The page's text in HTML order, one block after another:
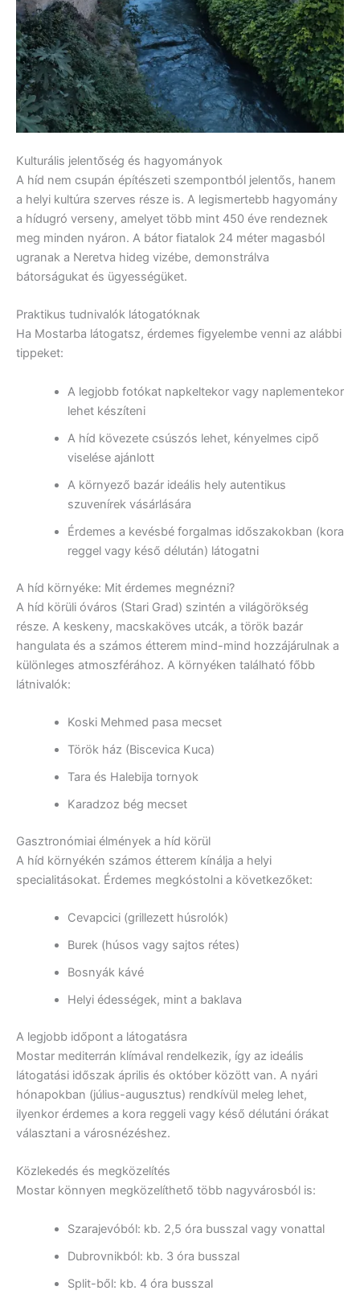
Kulturális jelentőség és hagyományok
A híd nem csupán építészeti szempontból jelentős, hanem
a helyi kultúra szerves része is. A legismertebb hagyomány
a hídugró verseny, amelyet több mint 450 éve rendeznek
meg minden nyáron. A bátor fiatalok 24 méter magasból
ugranak a Neretva hideg vizébe, demonstrálva
bátorságukat és ügyességüket.
Praktikus tudnivalók látogatóknak
Ha Mostarba látogatsz, érdemes figyelembe venni az alábbi
tippeket:
A legjobb fotókat napkeltekor vagy naplementekor
lehet készíteni
A híd kövezete csúszós lehet, kényelmes cipő
viselése ajánlott
A környező bazár ideális hely autentikus
szuvenírek vásárlására
Érdemes a kevésbé forgalmas időszakokban (kora
reggel vagy késő délután) látogatni
A híd környéke: Mit érdemes megnézni?
A híd körüli óváros (Stari Grad) szintén a világörökség
része. A keskeny, macskaköves utcák, a török bazár
hangulata és a számos étterem mind-mind hozzájárulnak a
különleges atmoszférához. A környéken található főbb
látnivalók:
Koski Mehmed pasa mecset
Török ház (Biscevica Kuca)
Tara és Halebija tornyok
Karadzoz bég mecset
Gasztronómiai élmények a híd körül
A híd környékén számos étterem kínálja a helyi
specialitásokat. Érdemes megkóstolni a következőket:
Cevapcici (grillezett húsrolók)
Burek (húsos vagy sajtos rétes)
Bosnyák kávé
Helyi édességek, mint a baklava
A legjobb időpont a látogatásra
Mostar mediterrán klímával rendelkezik, így az ideális
látogatási időszak április és október között van. A nyári
hónapokban (július-augusztus) rendkívül meleg lehet,
ilyenkor érdemes a kora reggeli vagy késő délutáni órákat
választani a városnézéshez.
Közlekedés és megközelítés
Mostar könnyen megközelíthető több nagyvárosból is:
Szarajevóból: kb. 2,5 óra busszal vagy vonattal
Dubrovnikból: kb. 3 óra busszal
Split-ből: kb. 4 óra busszal